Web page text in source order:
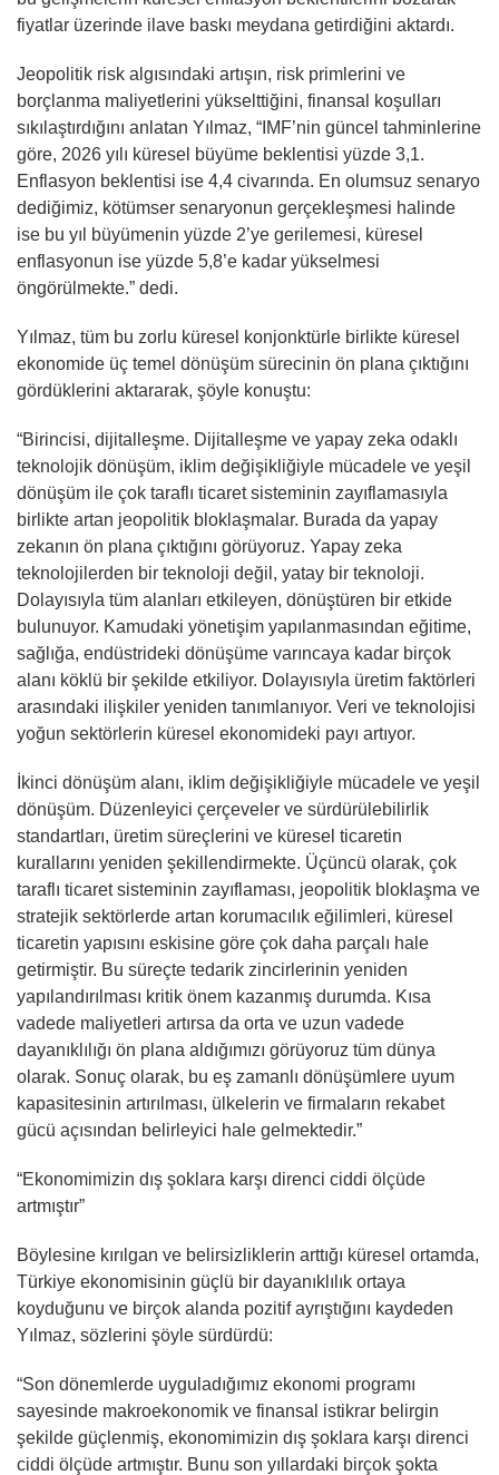
fiyatlar üzerinde ilave baskı meydana getirdiğini aktardı.
Jeopolitik risk algısındaki artışın, risk primlerini ve
borçlanma maliyetlerini yükselttiğini, finansal koşulları
sıkılaştırdığını anlatan Yılmaz, “IMF’nin güncel tahminlerine
göre, 2026 yılı küresel büyüme beklentisi yüzde 3,1.
Enflasyon beklentisi ise 4,4 civarında. En olumsuz senaryo
dediğimiz, kötümser senaryonun gerçekleşmesi halinde
ise bu yıl büyümenin yüzde 2’ye gerilemesi, küresel
enflasyonun ise yüzde 5,8’e kadar yükselmesi
öngörülmekte.” dedi.
Yılmaz, tüm bu zorlu küresel konjonktürle birlikte küresel
ekonomide üç temel dönüşüm sürecinin ön plana çıktığını
gördüklerini aktararak, şöyle konuştu:
“Birincisi, dijitalleşme. Dijitalleşme ve yapay zeka odaklı
teknolojik dönüşüm, iklim değişikliğiyle mücadele ve yeşil
dönüşüm ile çok taraflı ticaret sisteminin zayıflamasıyla
birlikte artan jeopolitik bloklaşmalar. Burada da yapay
zekanın ön plana çıktığını görüyoruz. Yapay zeka
teknolojilerden bir teknoloji değil, yatay bir teknoloji.
Dolayısıyla tüm alanları etkileyen, dönüştüren bir etkide
bulunuyor. Kamudaki yönetişim yapılanmasından eğitime,
sağlığa, endüstrideki dönüşüme varıncaya kadar birçok
alanı köklü bir şekilde etkiliyor. Dolayısıyla üretim faktörleri
arasındaki ilişkiler yeniden tanımlanıyor. Veri ve teknolojisi
yoğun sektörlerin küresel ekonomideki payı artıyor.
İkinci dönüşüm alanı, iklim değişikliğiyle mücadele ve yeşil
dönüşüm. Düzenleyici çerçeveler ve sürdürülebilirlik
standartları, üretim süreçlerini ve küresel ticaretin
kurallarını yeniden şekillendirmekte. Üçüncü olarak, çok
taraflı ticaret sisteminin zayıflaması, jeopolitik bloklaşma ve
stratejik sektörlerde artan korumacılık eğilimleri, küresel
ticaretin yapısını eskisine göre çok daha parçalı hale
getirmiştir. Bu süreçte tedarik zincirlerinin yeniden
yapılandırılması kritik önem kazanmış durumda. Kısa
vadede maliyetleri artırsa da orta ve uzun vadede
dayanıklılığı ön plana aldığımızı görüyoruz tüm dünya
olarak. Sonuç olarak, bu eş zamanlı dönüşümlere uyum
kapasitesinin artırılması, ülkelerin ve firmaların rekabet
gücü açısından belirleyici hale gelmektedir.”
“Ekonomimizin dış şoklara karşı direnci ciddi ölçüde
artmıştır”
Böylesine kırılgan ve belirsizliklerin arttığı küresel ortamda,
Türkiye ekonomisinin güçlü bir dayanıklılık ortaya
koyduğunu ve birçok alanda pozitif ayrıştığını kaydeden
Yılmaz, sözlerini şöyle sürdürdü:
“Son dönemlerde uyguladığımız ekonomi programı
sayesinde makroekonomik ve finansal istikrar belirgin
şekilde güçlenmiş, ekonomimizin dış şoklara karşı direnci
ciddi ölçüde artmıştır. Bunu son yıllardaki birçok şokta